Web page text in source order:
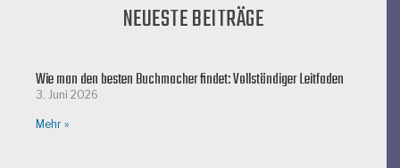
NEUESTE BEITRÄGE
Wie man den besten Buchmacher findet: Vollständiger Leitfaden
3. Juni 2026
Mehr »